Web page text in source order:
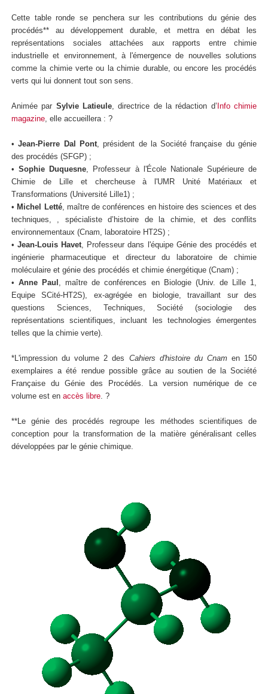
Cette table ronde se penchera sur les contributions du génie des
procédés** au développement durable, et mettra en débat les
représentations sociales attachées aux rapports entre chimie
industrielle et environnement, à l'émergence de nouvelles solutions
comme la chimie verte ou la chimie durable, ou encore les procédés
verts qui lui donnent tout son sens.
Animée par Sylvie Latieule, directrice de la rédaction d’ Info chimie
magazine, elle accueillera : ?
•Jean-Pierre Dal Pont, président de la Société française du génie
des procédés (SFGP) ;
•Sophie Duquesne, Professeur à l'École Nationale Supérieure de
Chimie de Lille et chercheuse à l'UMR Unité Matériaux et
Transformations (Université Lille1) ;
• Michel Letté, maître de conférences en histoire des sciences et des
techniques, , spécialiste d’histoire de la chimie, et des conflits
environnementaux (Cnam, laboratoire HT2S) ;
•Jean-Louis Havet, Professeur dans l'équipe Génie des procédés et
ingénierie pharmaceutique et directeur du laboratoire de chimie
moléculaire et génie des procédés et chimie énergétique (Cnam) ;
•Anne Paul , maître de conférences en Biologie (Univ. de Lille 1,
Equipe SCité-HT2S), ex-agrégée en biologie, travaillant sur des
questions Sciences, Techniques, Société (sociologie des
représentations scientifiques, incluant les technologies émergentes
telles que la chimie verte).
*L'impression du volume 2 des Cahiers d'histoire du Cnamen 150
exemplaires a été rendue possible grâce au soutien de la Société
Française du Génie des Procédés. La version numérique de ce
volume est en accès libre. ?
**Le génie des procédés regroupe les méthodes scientifiques de
conception pour la transformation de la matière généralisant celles
développées par le génie chimique.